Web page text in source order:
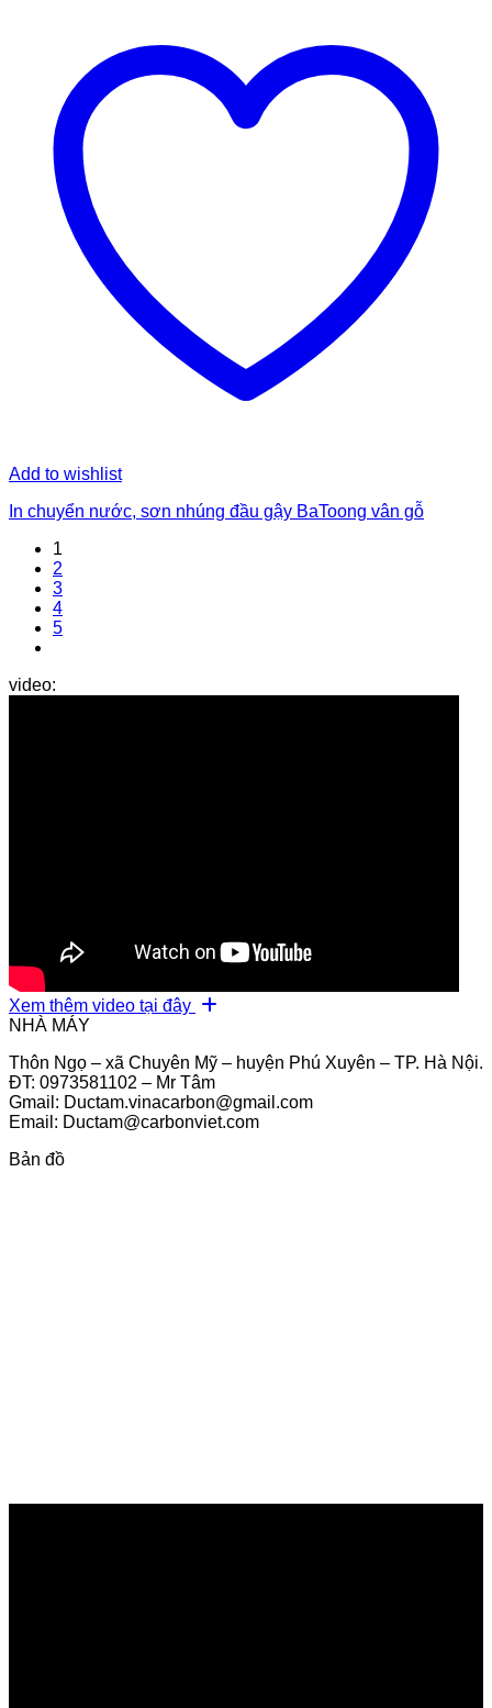
Add to wishlist
In chuyển nước, sơn nhúng đầu gậy BaToong vân gỗ
1
2
3
4
5
carbonviet
video:
Xem thêm video tại đây
NHÀ MÁY
Thôn Ngọ – xã Chuyên Mỹ – huyện Phú Xuyên – TP. Hà Nội.
ĐT: 0973581102 – Mr Tâm
Gmail: Ductam.vinacarbon@gmail.com
Email: Ductam@carbonviet.com
Bản đồ